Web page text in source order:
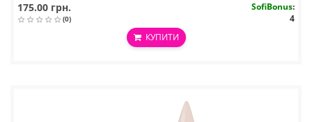
175.00 грн.
(0)
SofiBonus:
4
КУПИТИ